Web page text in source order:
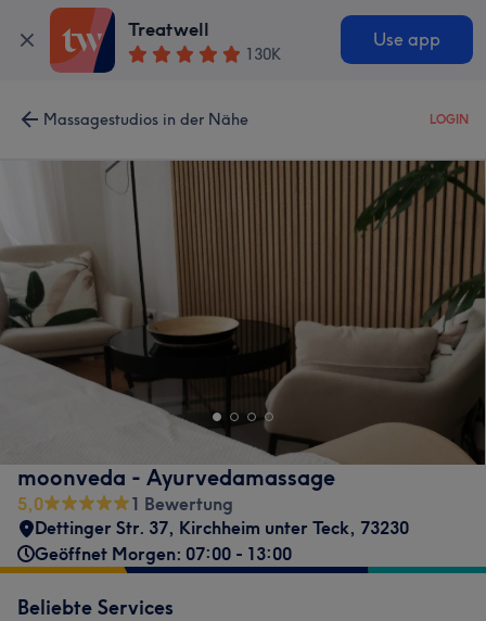
Treatwell
130K
Use app
Massagestudios in der Nähe LOGIN
moonveda - Ayurvedamassage
5,0
1 Bewertung
Dettinger Str. 37, Kirchheim unter Teck, 73230
Geöffnet Morgen: 07:00 - 13:00
Beliebte Services